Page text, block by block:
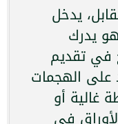
يدخل
يدرك
في تقديم
على الهجمات
غالية أو
في